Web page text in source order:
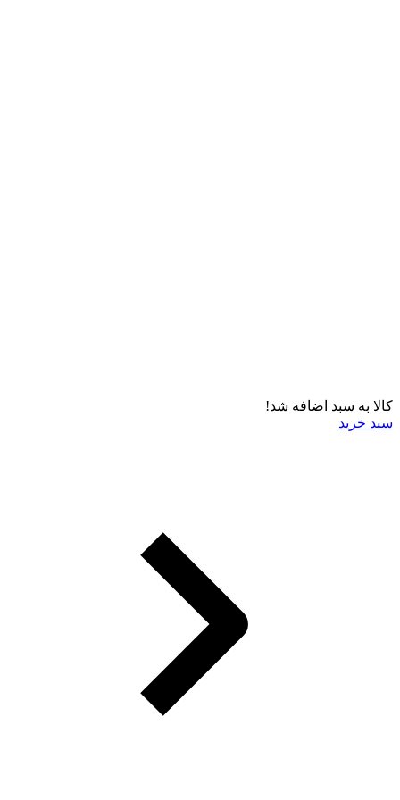
کالا به سبد اضافه شد!
سبد خرید